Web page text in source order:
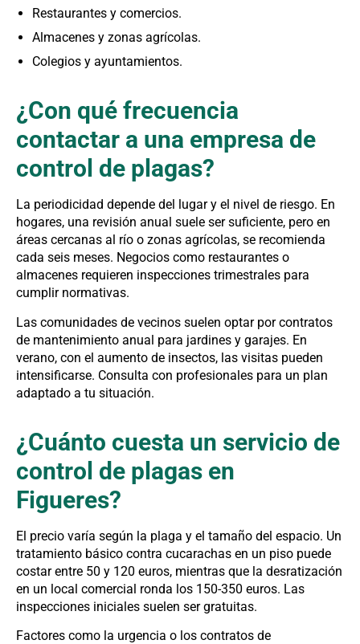
Restaurantes y comercios.
Almacenes y zonas agrícolas.
Colegios y ayuntamientos.
¿Con qué frecuencia
contactar a una empresa de
control de plagas?
La periodicidad depende del lugar y el nivel de riesgo. En
hogares, una revisión anual suele ser suficiente, pero en
áreas cercanas al río o zonas agrícolas, se recomienda
cada seis meses. Negocios como restaurantes o
almacenes requieren inspecciones trimestrales para
cumplir normativas.
Las comunidades de vecinos suelen optar por contratos
de mantenimiento anual para jardines y garajes. En
verano, con el aumento de insectos, las visitas pueden
intensificarse. Consulta con profesionales para un plan
adaptado a tu situación.
¿Cuánto cuesta un servicio de
control de plagas en
Figueres?
El precio varía según la plaga y el tamaño del espacio. Un
tratamiento básico contra cucarachas en un piso puede
costar entre 50 y 120 euros, mientras que la desratización
en un local comercial ronda los 150-350 euros. Las
inspecciones iniciales suelen ser gratuitas.
Factores como la urgencia o los contratos de